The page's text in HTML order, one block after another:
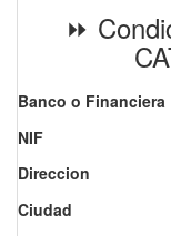
⏩
Banco o Financiera
NIF
Direccion
Ciudad